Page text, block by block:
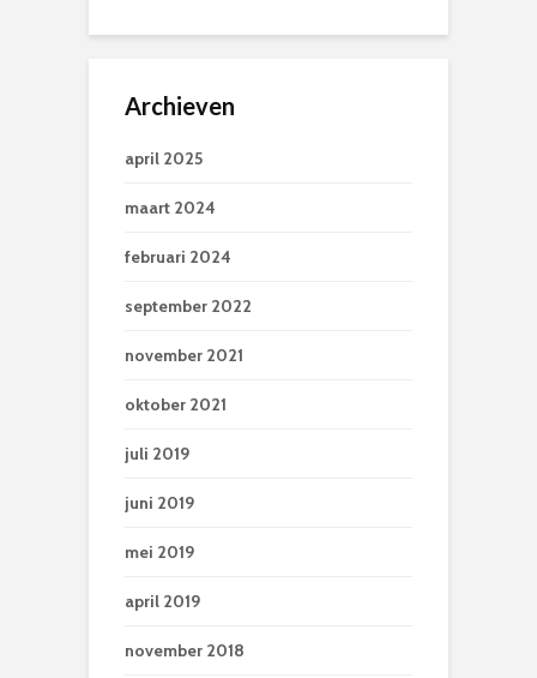
Archieven
april 2025
maart 2024
februari 2024
september 2022
november 2021
oktober 2021
juli 2019
juni 2019
mei 2019
april 2019
november 2018